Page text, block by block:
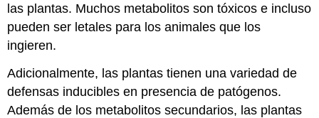
las plantas. Muchos metabolitos son tóxicos e incluso
pueden ser letales para los animales que los
ingieren.
Adicionalmente, las plantas tienen una variedad de
defensas inducibles en presencia de patógenos.
Además de los metabolitos secundarios, las plantas